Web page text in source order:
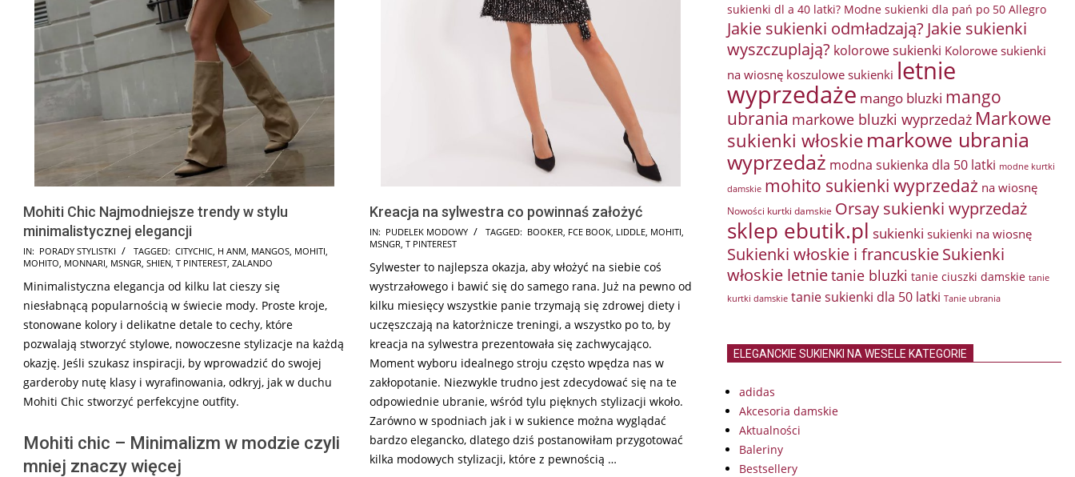
Mohiti Chic Najmodniejsze trendy w stylu
minimalistycznej elegancji
2024-
12-
18
IN: PORADY STYLISTKI TAGGED: CITYCHIC, H ANM, MANGOS, MOHITI,
MOHITO, MONNARI, MSNGR, SHIEN, T PINTEREST, ZALANDO
Minimalistyczna elegancja od kilku lat cieszy się
niesłabnącą popularnością w świecie mody. Proste kroje,
stonowane kolory i delikatne detale to cechy, które
pozwalają stworzyć stylowe, nowoczesne stylizacje na każdą
okazję. Jeśli szukasz inspiracji, by wprowadzić do swojej
garderoby nutę klasy i wyrafinowania, odkryj, jak w duchu
Mohiti Chic stworzyć perfekcyjne outfity.
Mohiti chic – Minimalizm w modzie czyli
mniej znaczy więcej
Kreacja na sylwestra co powinnaś założyć
2024-
12-
17
IN: PUDELEK MODOWY TAGGED: BOOKER, FCE BOOK, LIDDLE, MOHITI,
MSNGR, T PINTEREST
Sylwester to najlepsza okazja, aby włożyć na siebie coś
wystrzałowego i bawić się do samego rana. Już na pewno od
kilku miesięcy wszystkie panie trzymają się zdrowej diety i
uczęszczają na katorżnicze treningi, a wszystko po to, by
kreacja na sylwestra prezentowała się zachwycająco.
Moment wyboru idealnego stroju często wpędza nas w
zakłopotanie. Niezwykle trudno jest zdecydować się na te
odpowiednie ubranie, wśród tylu pięknych stylizacji wkoło.
Zarówno w spodniach jak i w sukience można wyglądać
bardzo elegancko, dlatego dziś postanowiłam przygotować
kilka modowych stylizacji, które z pewnością …
sukienki dl a 40 latki? Modne sukienki dla pań po 50 Allegro
Jakie sukienki odmładzają? Jakie sukienki
wyszczuplają? kolorowe sukienki Kolorowe sukienki
na wiosnę koszulowe sukienki letnie
wyprzedaże mango bluzki mango
ubrania markowe bluzki wyprzedaż Markowe
sukienki włoskie markowe ubrania
wyprzedaż modna sukienka dla 50 latki modne kurtki
damskie mohito sukienki wyprzedaż na wiosnę
Nowości kurtki damskie Orsay sukienki wyprzedaż
sklep ebutik.pl sukienki sukienki na wiosnę
Sukienki włoskie i francuskieSukienki
włoskie letnietanie bluzki tanie ciuszki damskie tanie
kurtki damskie tanie sukienki dla 50 latki Tanie ubrania
ELEGANCKIE SUKIENKI NA WESELE KATEGORIE
adidas
Akcesoria damskie
Aktualności
Baleriny
Bestsellery